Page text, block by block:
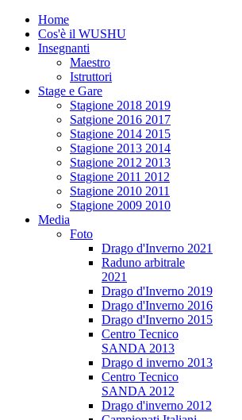
Home
Cos'è il WUSHU
Insegnanti
Maestro
Istruttori
Stage e Gare
Stagione 2018 2019
Satgione 2016 2017
Stagione 2014 2015
Stagione 2013 2014
Stagione 2012 2013
Stagione 2011 2012
Stagione 2010 2011
Stagione 2009 2010
Media
Foto
Drago d'Inverno 2021
Raduno arbitrale
2021
Drago d'Inverno 2019
Drago d'Inverno 2016
Drago d'Inverno 2015
Centro Tecnico
SANDA 2013
Drago d inverno 2013
Centro Tecnico
SANDA 2012
Drago d'inverno 2012